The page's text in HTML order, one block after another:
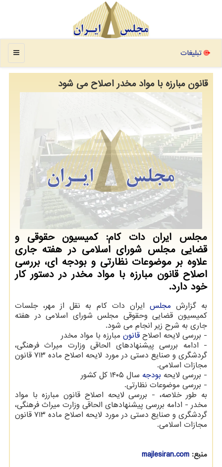
منو تبلیغات
قانون مبارزه با مواد مخدر اصلاح می شود
مجلس ایران دات کام: کمیسیون حقوقی و
قضایی مجلس شورای اسلامی در هفته جاری
علاوه بر موضوعات نظارتی و بودجه ای، بررسی
اصلاح قانون مبارزه با مواد مخدر در دستور کار
خود دارد.
به گزارش مجلس ایران دات کام به نقل از مهر، جلسات
کمیسیون قضایی وحقوقی مجلس شورای اسلامی در هفته
جاری به شرح زیر انجام می شود.
- بررسی لایحه اصلاح قانون مبارزه با مواد مخدر
- ادامه بررسی پیشنهادهای الحاقی وزارت میراث فرهنگی،
گردشگری و صنایع دستی در مورد لایحه اصلاح ماده ۷۱۳ قانون
مجازات اسلامی.
- بررسی لایحه بودجه سال ۱۴۰۵ کل کشور
- بررسی موضوعات نظارتی.
به طور خلاصه، - بررسی لایحه اصلاح قانون مبارزه با مواد
مخدر - ادامه بررسی پیشنهادهای الحاقی وزارت میراث فرهنگی،
گردشگری و صنایع دستی در مورد لایحه اصلاح ماده ۷۱۳ قانون
مجازات اسلامی.
منبع: majlesiran.com